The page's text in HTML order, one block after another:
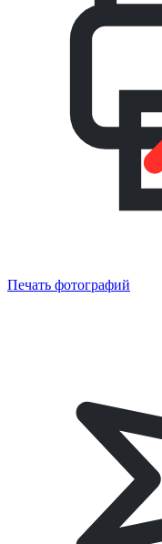
Печать фотографий